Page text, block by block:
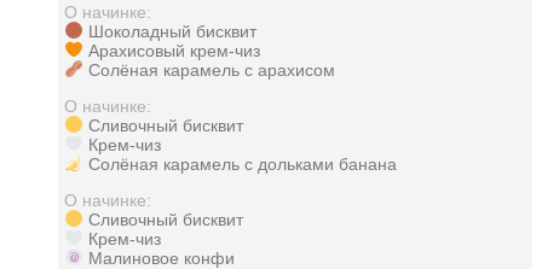
О начинке:
Шоколадный бисквит
Арахисовый крем-чиз
Солёная карамель с арахисом
О начинке:
Сливочный бисквит
Крем-чиз
Солёная карамель с дольками банана
О начинке:
Сливочный бисквит
Крем-чиз
Малиновое конфи